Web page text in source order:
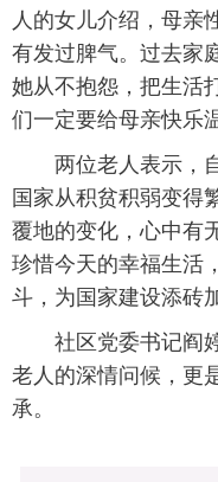
人的女儿介绍，母亲
有发过脾气。过去家
她从不抱怨，把生活
们一定要给母亲快
两位老人表示，自
国家从积贫积弱变得
覆地的变化，心中有
珍惜今天的幸福生活
斗，为国家建设添砖
社区党委书记阎婷
老人的深情问候，更
承。